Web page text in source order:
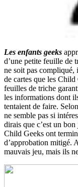
Les enfants geeks
d’une petite feuille de
ne soit pas compliqué,
de cartes que les Child
feuilles de triche
les informations dont
tentaient de faire.
ne semble pas si
dirais que c’est un
Child Geeks ont
d’approbation mitigé.
mauvais jeu, mais ils